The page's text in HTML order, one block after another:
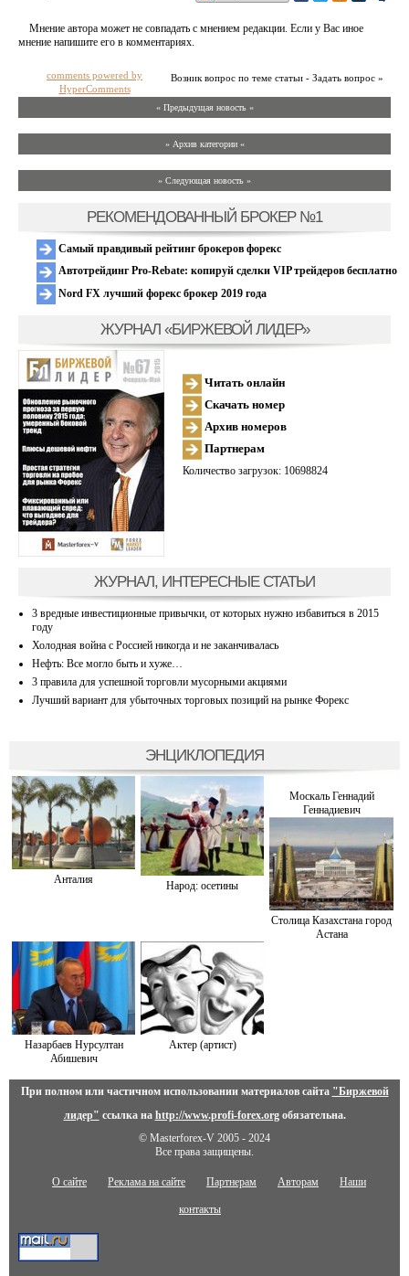
Мнение автора может не совпадать с мнением редакции. Если у Вас иное
мнение напишите его в комментариях.
Возник вопрос по теме статьи - Задать вопрос »
comments powered by
HyperComments
« Предыдущая новость «
» Архив категории «
» Следующая новость »
РЕКОМЕНДОВАННЫЙ БРОКЕР №1
Самый правдивый рейтинг брокеров форекс
Автотрейдинг Pro-Rebate: копируй сделки VIP трейдеров бесплатно
Nord FX лучший форекс брокер 2019 года
ЖУРНАЛ «БИРЖЕВОЙ ЛИДЕР»
Читать онлайн
Скачать номер
Архив номеров
Партнерам
Количество загрузок: 10698824
ЖУРНАЛ, ИНТЕРЕСНЫЕ СТАТЬИ
3 вредные инвестиционные привычки, от которых нужно избавиться в 2015
году
Холодная война с Россией никогда и не заканчивалась
Нефть: Все могло быть и хуже…
3 правила для успешной торговли мусорными акциями
Лучший вариант для убыточных торговых позиций на рынке Форекс
ЭНЦИКЛОПЕДИЯ
Анталия
Народ: осетины
Москаль Геннадий
Геннадиевич
Столица Казахстана город
Астана
Назарбаев Нурсултан
Абишевич
Актер (артист)
При полном или частичном использовании материалов сайта "Биржевой
лидер" ссылка на http://www.profi-forex.orgобязательна.
© Masterforex-V 2005 - 2024
Все права защищены.
О сайте Реклама на сайте Партнерам Авторам Наши
контакты